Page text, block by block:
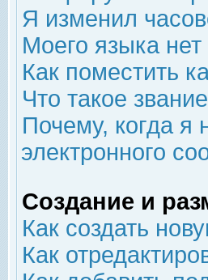
Я изменил
Моего языка нет
Как поместить
Что такое
Почему, когда я
электронного
Создание и
Как создать
Как